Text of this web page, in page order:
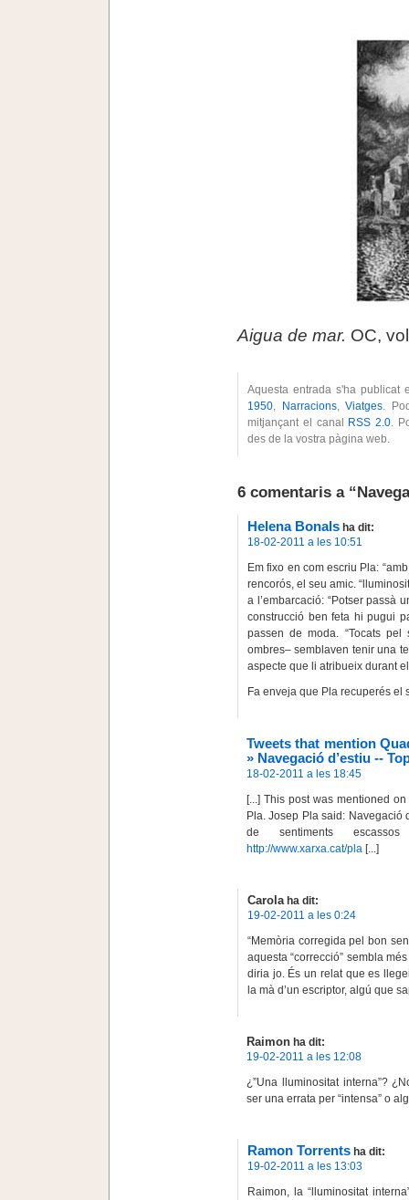
Aigua de mar. OC,
Aquesta entrada s'ha
1950
Narracions,Viatges .
mitjançant el canal RSS 2.0 .
des de la vostra pàgina web.
6 comentaris a
Helena Bonals ha dit:
18-02-2011 a les 10:51
Em fixo en com escriu Pla:
rencorós, el seu amic.
a l’embarcació: “Potser passà
construcció ben feta hi pugui
passen de moda. “Tocats
ombres– semblaven tenir una
aspecte que li atribueix durant
Fa enveja que Pla recuperés el
Tweets that mention
» Navegació d’estiu --
18-02-2011 a les 18:45
[...] This post was mentioned
Pla. Josep Pla said: Navegació
de sentiments
http://www.xarxa.cat/pla [...]
Carola ha dit:
19-02-2011 a les 0:24
“Memòria corregida pel bon
aquesta “correcció” sembla
diria jo. És un relat que es
la mà d’un escriptor, algú que
Raimon ha dit:
19-02-2011 a les 12:08
¿”Una lluminositat interna”?
ser una errata per “intensa” o
Ramon Torrents ha dit:
19-02-2011 a les 13:03
Raimon, la “lluminositat